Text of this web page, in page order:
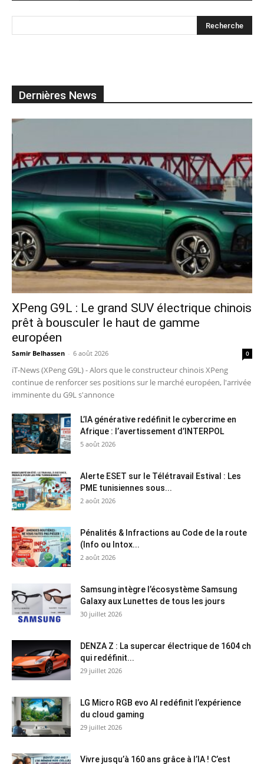
Dernières News
XPeng G9L : Le grand SUV électrique chinois
prêt à bousculer le haut de gamme
européen
Samir Belhassen - 6 août 2026 0
iT-News (XPeng G9L) - Alors que le constructeur chinois XPeng
continue de renforcer ses positions sur le marché européen, l'arrivée
imminente du G9L s'annonce
L’IA générative redéfinit le cybercrime en
Afrique : l’avertissement d’INTERPOL
5 août 2026
Alerte ESET sur le Télétravail Estival : Les
PME tunisiennes sous...
2 août 2026
Pénalités & Infractions au Code de la route
(Info ou Intox...
2 août 2026
Samsung intègre l’écosystème Samsung
Galaxy aux Lunettes de tous les jours
30 juillet 2026
DENZA Z : La supercar électrique de 1604 ch
qui redéfinit...
29 juillet 2026
LG Micro RGB evo AI redéfinit l’expérience
du cloud gaming
29 juillet 2026
Vivre jusqu’à 160 ans grâce à l’IA ! C’est